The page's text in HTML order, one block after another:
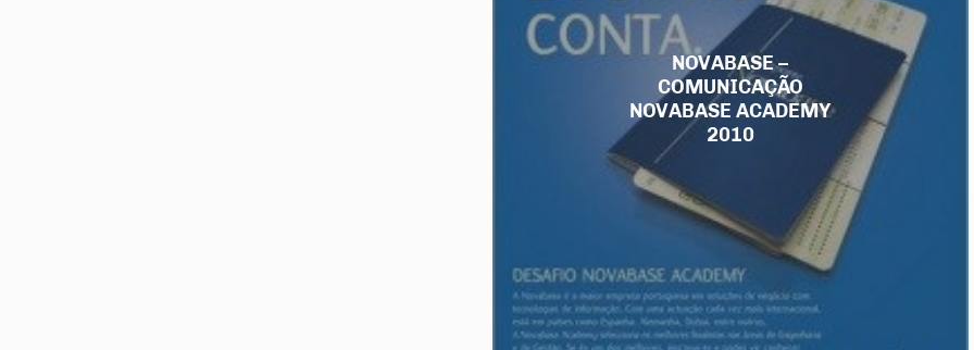
NOVABASE –
COMUNICAÇÃO
NOVABASE ACADEMY
2010